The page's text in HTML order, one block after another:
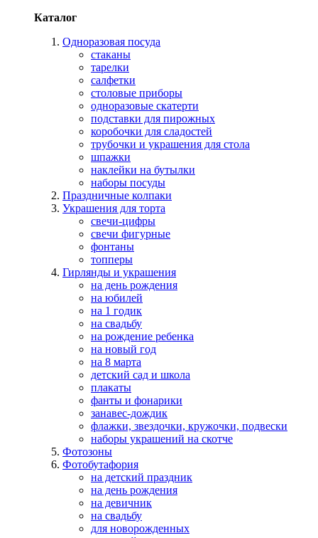
Каталог
Одноразовая посуда
стаканы
тарелки
салфетки
столовые приборы
одноразовые скатерти
подставки для пирожных
коробочки для сладостей
трубочки и украшения для стола
шпажки
наклейки на бутылки
наборы посуды
Праздничные колпаки
Украшения для торта
свечи-цифры
свечи фигурные
фонтаны
топперы
Гирлянды и украшения
на день рождения
на юбилей
на 1 годик
на свадьбу
на рождение ребенка
на новый год
на 8 марта
детский сад и школа
плакаты
фанты и фонарики
занавес-дождик
флажки, звездочки, кружочки, подвески
наборы украшений на скотче
Фотозоны
Фотобутафория
на детский праздник
на день рождения
на девичник
на свадьбу
для новорожденных